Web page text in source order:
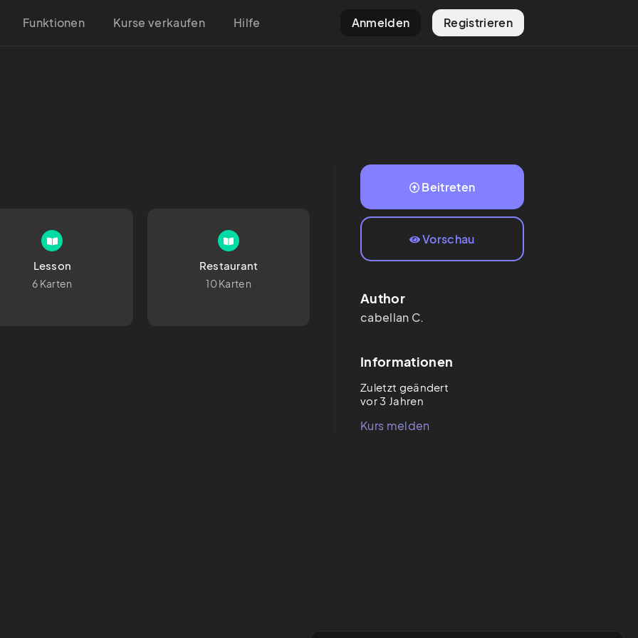
Funktionen Kurse verkaufen Hilfe Anmelden Registrieren
Lesson
6 Karten
Restaurant
10 Karten
Beitreten
Vorschau
Author
cabellan C.
Informationen
Zuletzt geändert
vor 3 Jahren
Kurs melden